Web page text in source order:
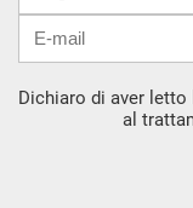
Dichiaro di aver letto
al